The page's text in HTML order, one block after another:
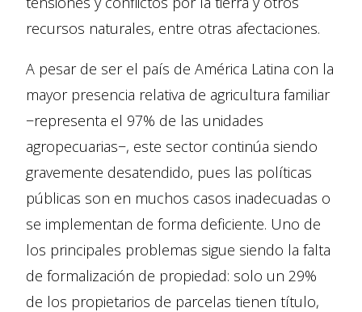
recursos naturales, entre otras afectaciones.
A pesar de ser el país de América Latina con la
mayor presencia relativa de agricultura familiar
−representa el 97% de las unidades
agropecuarias−, este sector continúa siendo
gravemente desatendido, pues las políticas
públicas son en muchos casos inadecuadas o
se implementan de forma deficiente. Uno de
los principales problemas sigue siendo la falta
de formalización de propiedad: solo un 29%
de los propietarios de parcelas tienen título,